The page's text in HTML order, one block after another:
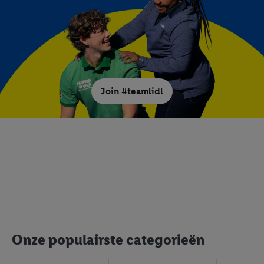
Join #teamlidl
Onze populairste categorieën
Door op "Akkoord" te klikken, stem je in met alle verwerkingen
voor alle bovengenoemde doeleinden. Meer informatie,
inclusief over de opslagperiode van de gegevens en je recht om
jouw toestemming op elk gewenst moment in te trekken, vind je
in onze
privacyverklaring .Je vindt de impressum voor de Lidl
Klik
voor meer informatie over de cookies die
wij inzetten.